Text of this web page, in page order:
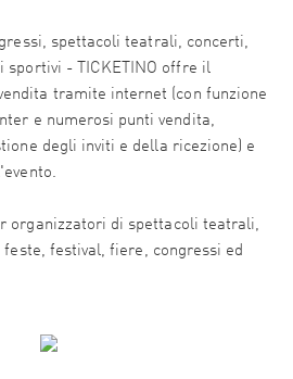
spettacoli teatrali, concerti,
sportivi - TICKETINO offre il
tramite internet (con funzione
e numerosi punti vendita,
degli inviti e della ricezione) e
organizzatori di spettacoli teatrali,
festival, fiere, congressi ed